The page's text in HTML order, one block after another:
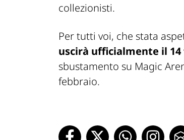
collezionisti.
Per tutti voi, che stata
uscirà ufficialmente il 14
sbustamento su Magic
febbraio.